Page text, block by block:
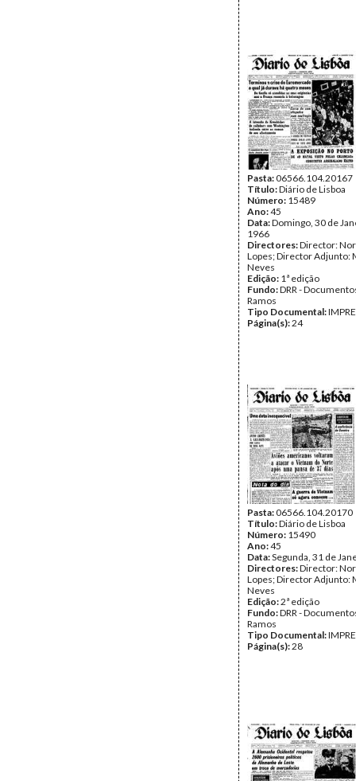
Pasta:06566.104.20167
Título:Diário de Lisboa
Número: 15489
Ano:45
Data:Domingo, 30 de
1966
Directores:Director:
Lopes; Director Adjunto:
Neves
Edição: 1ª edição
Fundo:DRR -
Ramos
Tipo Documental:
Página(s):24
Pasta:06566.104.20170
Título:Diário de Lisboa
Número: 15490
Ano:45
Data:Segunda, 31 de
Directores:Director:
Lopes; Director Adjunto:
Neves
Edição:2ª edição
Fundo:DRR -
Ramos
Tipo Documental:
Página(s):28